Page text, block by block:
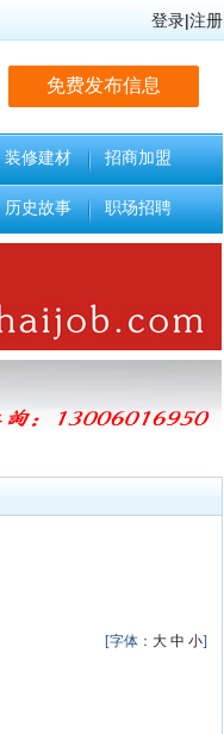
登录|注册
免费发布信息
装修建材 招商加盟
历史故事 职场招聘
[字体： 大 中 小]